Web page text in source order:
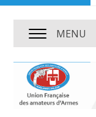
MENU